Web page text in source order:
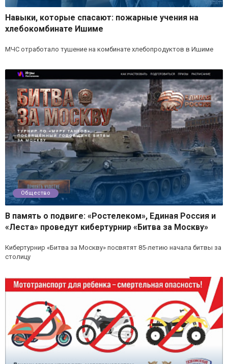
Навыки, которые спасают: пожарные учения на
хлебокомбинате Ишиме
МЧС отработало тушение на комбинате хлебопродуктов в Ишиме
Общество
В память о подвиге: «Ростелеком», Единая Россия и
«Леста» проведут кибертурнир «Битва за Москву»
Кибертурнир «Битва за Москву» посвятят 85‑летию начала битвы за
столицу